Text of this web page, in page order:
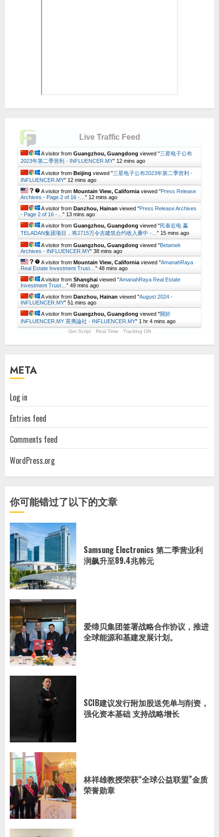
Live Traffic Feed
A visitor from Guangzhou, Guangdong viewed "三星电子公布
2023年第二季营利 - INFLUENCER.MY" 12 mins ago
A visitor from Beijing viewed "三星电子公布2023年第二季营利 -
INFLUENCER.MY" 12 mins ago
A visitor from Mountain View, California viewed "Press Release
Archives - Page 2 of 16 -… " 12 mins ago
A visitor from Danzhou, Hainan viewed "Press Release Archives
- Page 2 of 16 -… " 13 mins ago
A visitor from Guangzhou, Guangdong viewed "民泰近电 赢
TELADAN集团项目，将2715万令吉建筑合约收入囊中 -… " 15 mins ago
A visitor from Guangzhou, Guangdong viewed "Betamek
Archives - INFLUENCER.MY" 38 mins ago
A visitor from Mountain View, California viewed "AmanahRaya
Real Estate Investment Trust… " 48 mins ago
A visitor from Shanghai viewed "AmanahRaya Real Estate
Investment Trust… " 49 mins ago
A visitor from Danzhou, Hainan viewed "August 2024 -
INFLUENCER.MY" 51 mins ago
A visitor from Guangzhou, Guangdong viewed "關於
INFLUENCER.MY 英弗論社 - INFLUENCER.MY" 1 hr 4 mins ago
Get Script Real Time Tracking ON
META
Log in
Entries feed
Comments feed
WordPress.org
你可能错过了以下的文章
Samsung Electronics 第二季营业利
润飙升至89.4兆韩元
爱缔贝集团签署战略合作协议，推进
全球能源和基建发展计划。
SCIB建议发行附加股送凭单与削资，
强化资本基础 支持战略增长
林祥雄教授荣获“全球公益联盟”金质
荣誉勋章